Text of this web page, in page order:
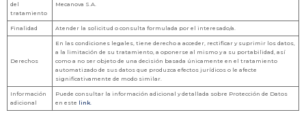
del
tratamiento
Mecanova S.A.
Finalidad Atender la solicitud o consulta formulada por el interesado/a.
Derechos
En las condiciones legales, tiene derecho a acceder, rectificar y suprimir los datos,
a la limitación de su tratamiento, a oponerse al mismo y a su portabilidad, así
como a no ser objeto de una decisión basada únicamente en el tratamiento
automatizado de sus datos que produzca efectos jurídicos o le afecte
significativamente de modo similar.
Información
adicional
Puede consultar la información adicional y detallada sobre Protección de Datos
en este link.